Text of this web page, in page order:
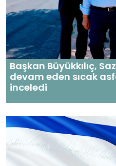
Başkan Büyükkılıç,
devam eden sıcak
inceledi